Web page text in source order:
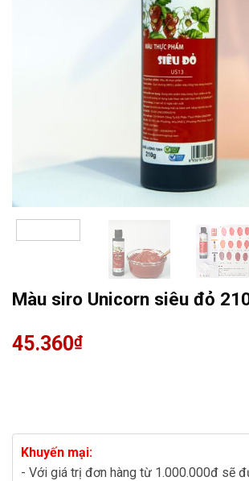
Màu siro Unicorn siêu đỏ
45.360₫
Khuyến mại:
- Với giá trị đơn hàng từ 1.000.000đ sẽ